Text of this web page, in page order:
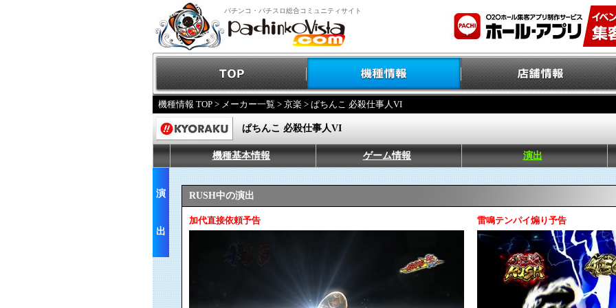
パチンコ・パチスロ総合コミュニティサイト
機種情報 TOP > メーカー一覧 > 京楽 > ぱちんこ 必殺仕事人VI
ぱちんこ 必殺仕事人VI
機種基本情報 ゲーム情報 演出
演
出
RUSH中の演出
加代直接依頼予告 雷鳴テンパイ煽り予告